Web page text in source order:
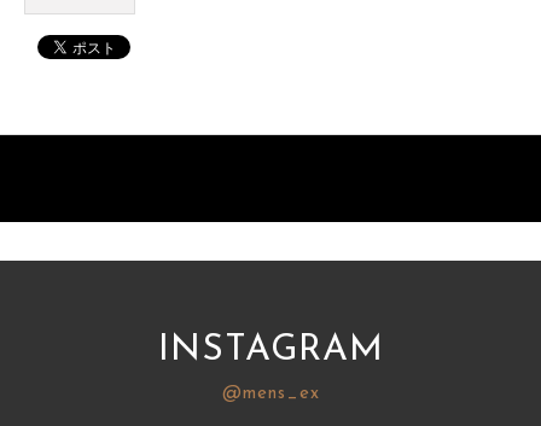
INSTAGRAM
@mens_ex